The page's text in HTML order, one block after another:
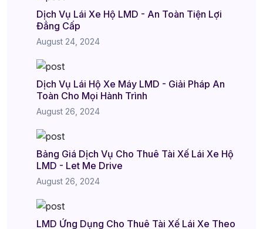
Dịch Vụ Lái Xe Hộ LMD - An Toàn Tiện Lợi
Đẳng Cấp
August 24, 2024
Dịch Vụ Lái Hộ Xe Máy LMD - Giải Pháp An
Toàn Cho Mọi Hành Trình
August 26, 2024
Bảng Giá Dịch Vụ Cho Thuê Tài Xế Lái Xe Hộ
LMD - Let Me Drive
August 26, 2024
LMD Ứng Dụng Cho Thuê Tài Xế Lái Xe Theo